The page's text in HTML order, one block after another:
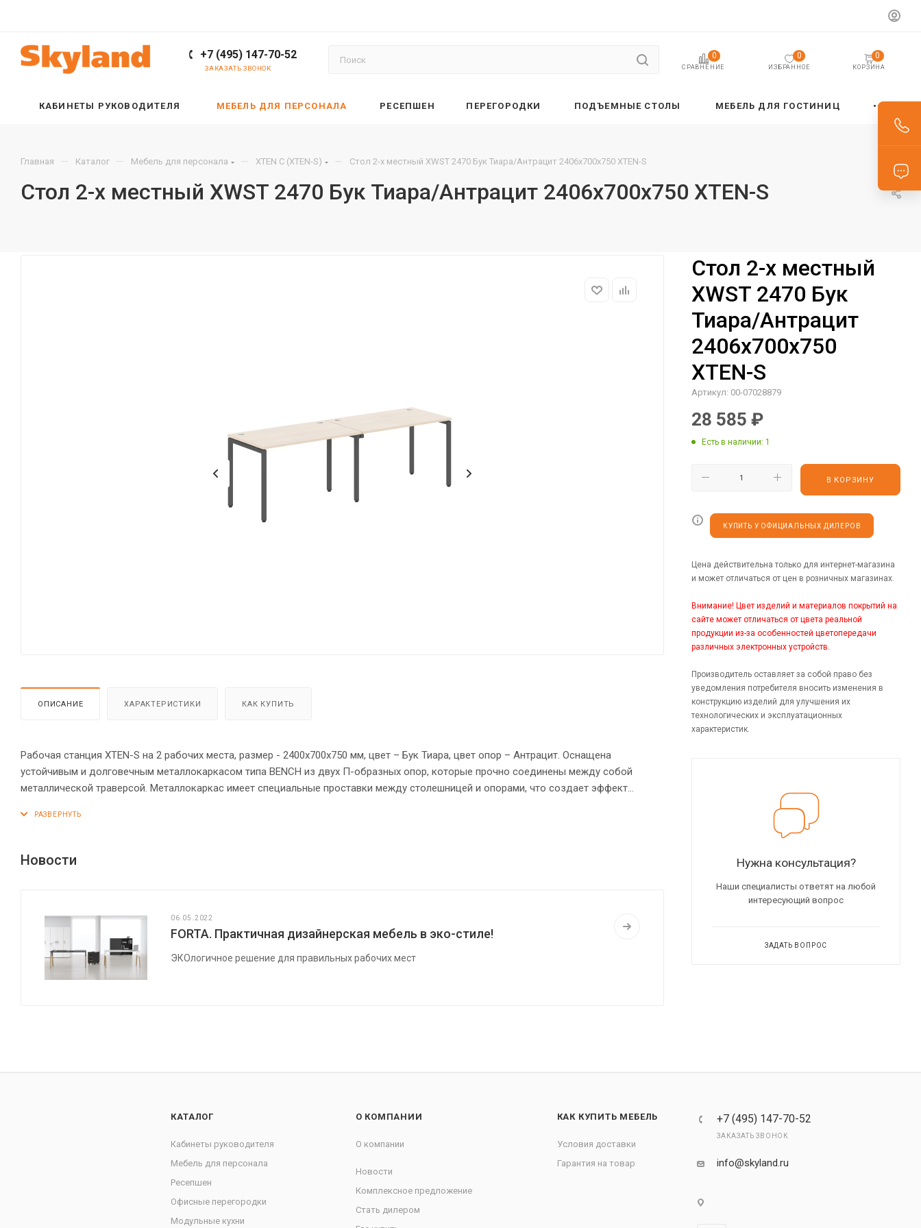
+7 (495) 147-70-52
ЗАКАЗАТЬ ЗВОНОК СРАВНЕНИЕ
0
ИЗБРАННОЕ
0
КОРЗИНА
0
КАБИНЕТЫ РУКОВОДИТЕЛЯ МЕБЕЛЬ ДЛЯ ПЕРСОНАЛА РЕСЕПШЕН ПЕРЕГОРОДКИ ПОДЪЕМНЫЕ СТОЛЫ МЕБЕЛЬ ДЛЯ ГОСТИНИЦ
Главная — Каталог — Мебель для персонала — XTEN С (XTEN-S) — Стол 2-х местный XWST 2470 Бук Тиара/Антрацит 2406х700х750 XTEN-S
Стол 2-х местный XWST 2470 Бук Тиара/Антрацит 2406х700х750 XTEN-S
ОПИСАНИЕ ХАРАКТЕРИСТИКИ КАК КУПИТЬ
Рабочая станция XTEN-S на 2 рабочих места, размер - 2400х700х750 мм, цвет – Бук Тиара, цвет опор – Антрацит. Оснащена
устойчивым и долговечным металлокаркасом типа BENCH из двух П-образных опор, которые прочно соединены между собой
металлической траверсой. Металлокаркас имеет специальные проставки между столешницей и опорами, что создает эффект
Регулируемые опоры обеспечат столу устойчивость на неровном полу.
Новости
06.05.2022
FORTA. Практичная дизайнерская мебель в эко-стиле!
ЭКОлогичное решение для правильных рабочих мест
Стол 2-х местный
XWST 2470 Бук
Тиара/Антрацит
2406х700х750
XTEN-S
Артикул: 00-07028879
28 585 ₽
Есть в наличии: 1
В КОРЗИНУ
КУПИТЬ У ОФИЦИАЛЬНЫХ ДИЛЕРОВ
Цена действительна только для интернет-магазина
и может отличаться от цен в розничных магазинах.
Внимание! Цвет изделий и материалов покрытий на
сайте может отличаться от цвета реальной
продукции из-за особенностей цветопередачи
различных электронных устройств.
Производитель оставляет за собой право без
уведомления потребителя вносить изменения в
конструкцию изделий для улучшения их
технологических и эксплуатационных
характеристик.
Нужна консультация?
Наши специалисты ответят на любой
интересующий вопрос
ЗАДАТЬ ВОПРОС
КАТАЛОГ
Кабинеты руководителя
Мебель для персонала
Ресепшен
Офисные перегородки
Модульные кухни
О КОМПАНИИ
О компании
Новости
Комплексное предложение
Стать дилером
КАК КУПИТЬ МЕБЕЛЬ
Условия доставки
Гарантия на товар
+7 (495) 147-70-52
ЗАКАЗАТЬ ЗВОНОК
info@skyland.ru